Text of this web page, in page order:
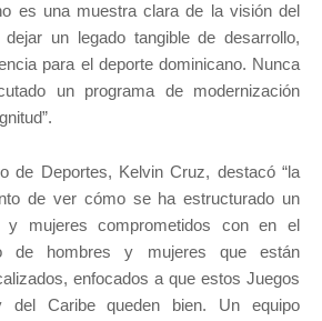
es una muestra clara de la visión del
dejar un legado tangible de desarrollo,
para el deporte dominicano. Nunca
un programa de modernización
de Deportes, Kelvin Cruz, destacó “la
de ver cómo se ha estructurado un
y mujeres comprometidos con en el
de hombres y mujeres que están
enfocados a que estos Juegos
del Caribe queden bien. Un equipo